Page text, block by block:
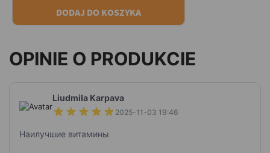
DODAJ DO KOSZYKA
OPINIE O PRODUKCIE
Liudmila Karpava
2025-11-03 19:46
Наилучшие витамины